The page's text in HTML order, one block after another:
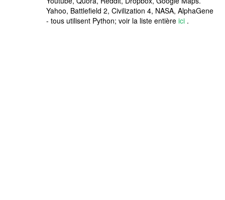
Yahoo, Battlefield 2, Civilization 4, NASA, AlphaGene
- tous utilisent Python; voir la liste entièreici .